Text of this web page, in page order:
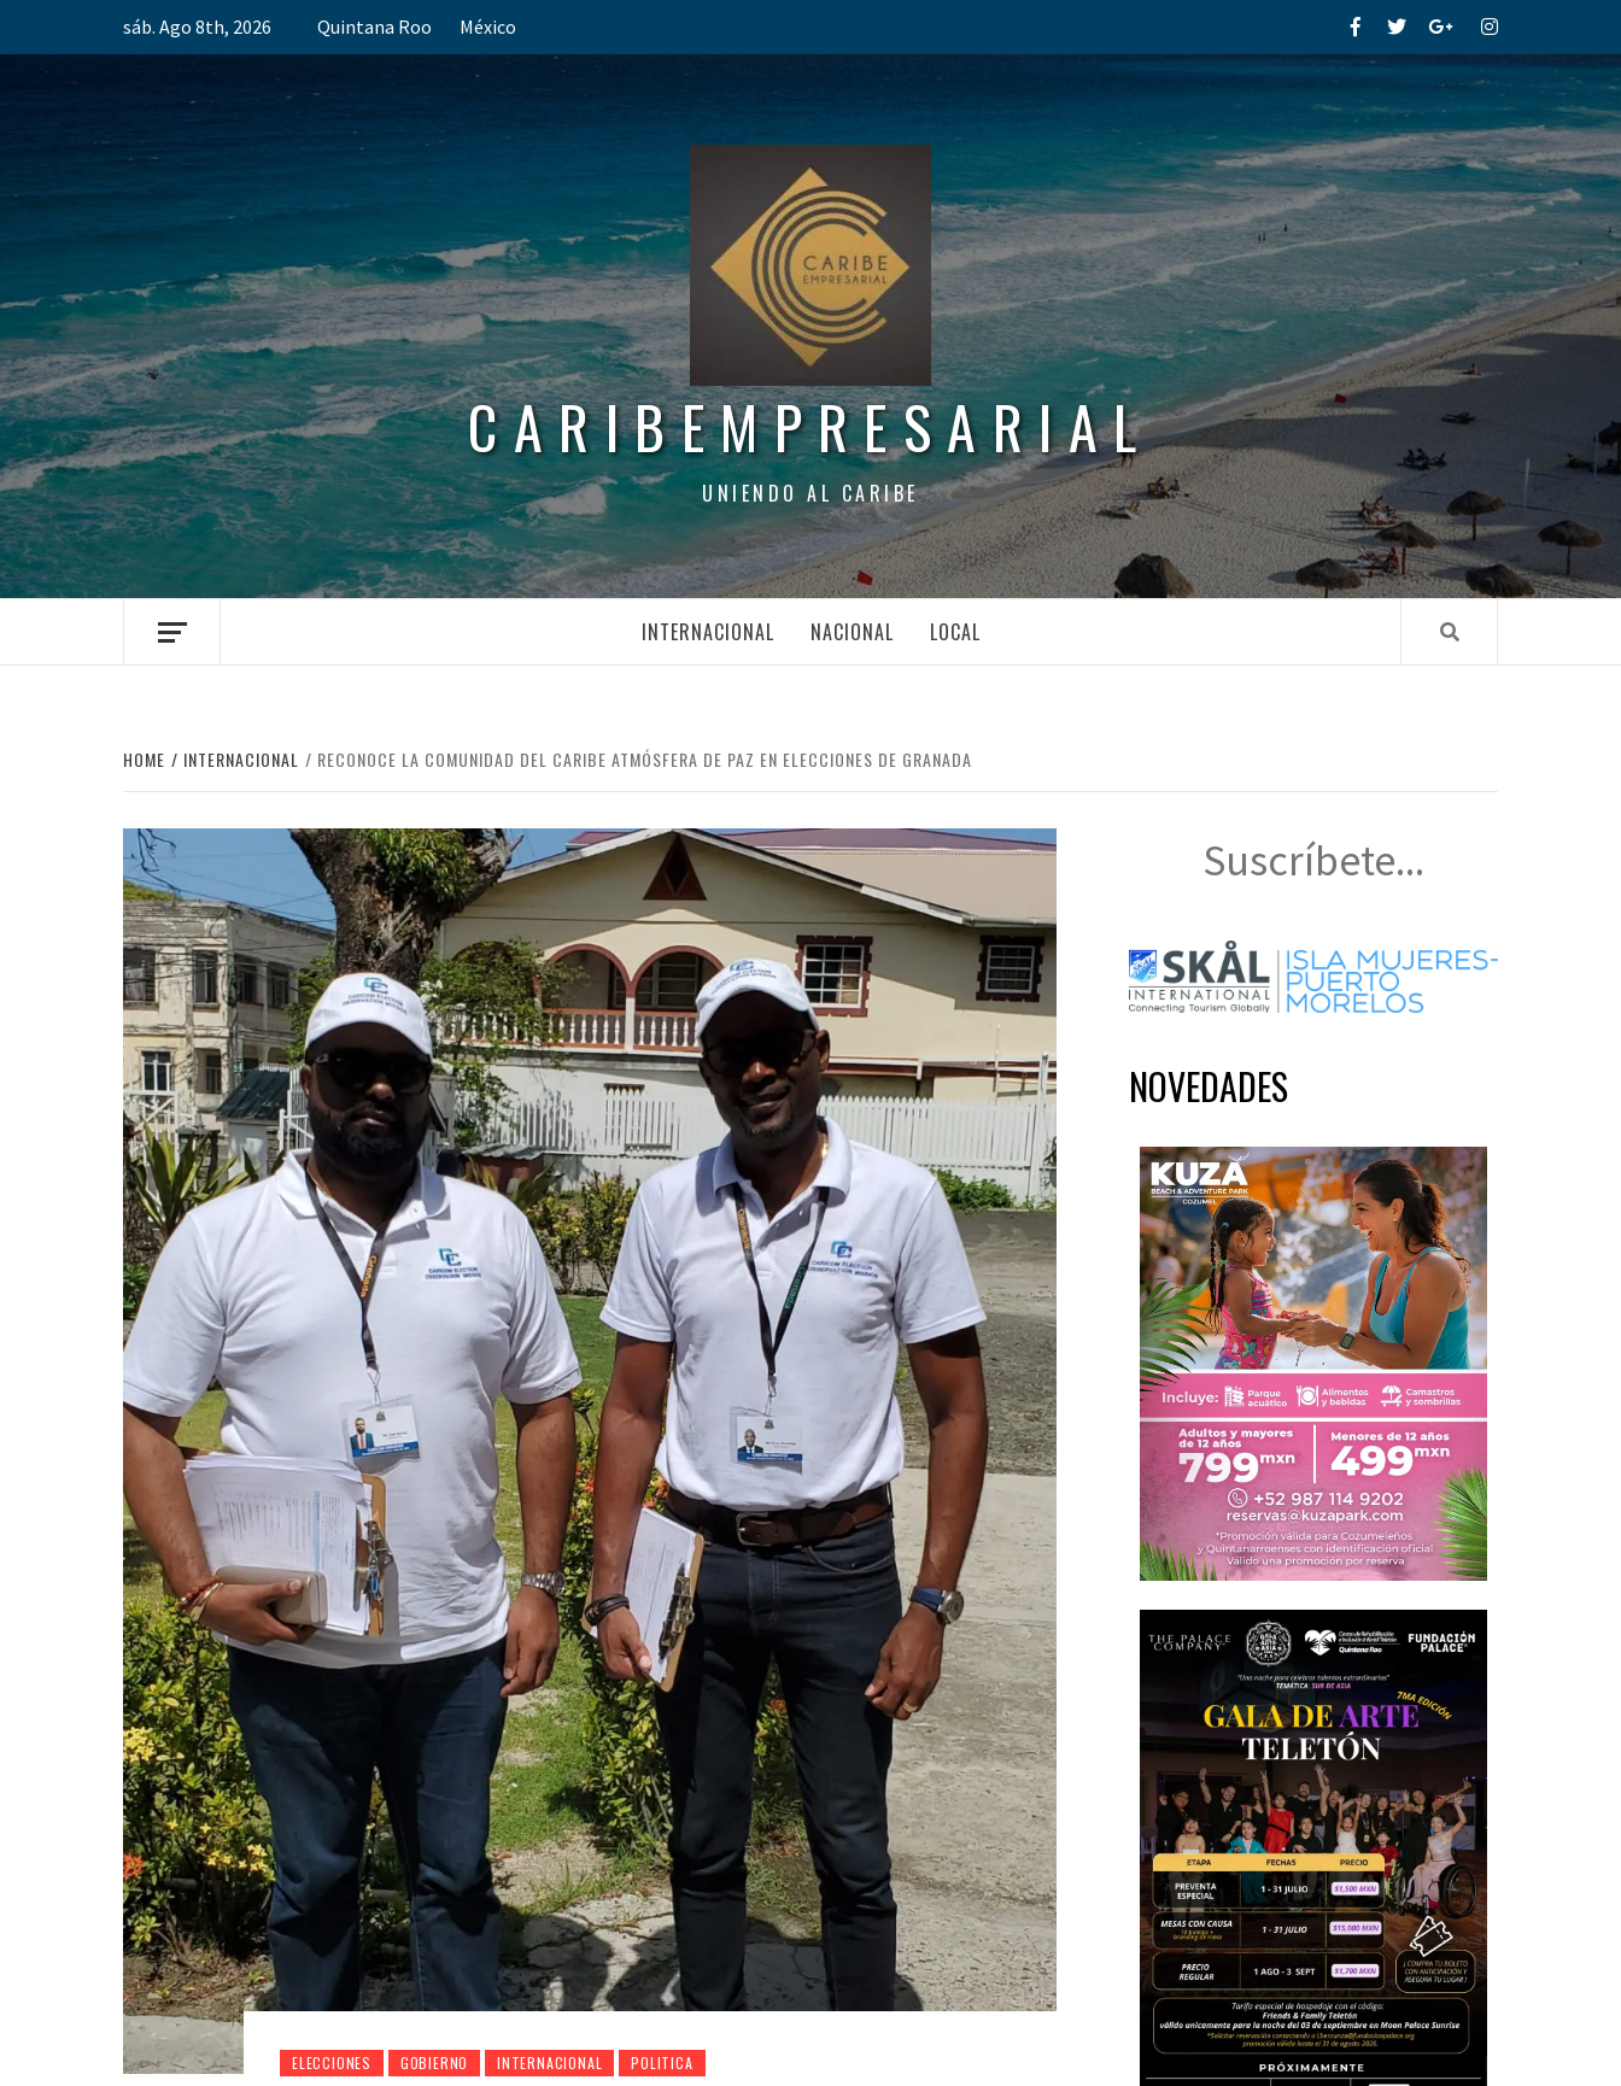
sáb. Ago 8th, 2026 Quintana Roo México FacebookTwitterGoogle+Instagram
CARIBEMPRESARIAL
UNIENDO AL CARIBE
INTERNACIONAL NACIONAL LOCAL
HOME INTERNACIONAL RECONOCE LA COMUNIDAD DEL CARIBE ATMÓSFERA DE PAZ EN ELECCIONES DE GRANADA
ELECCIONES GOBIERNO INTERNACIONAL POLITICA
Suscríbete...
NOVEDADES